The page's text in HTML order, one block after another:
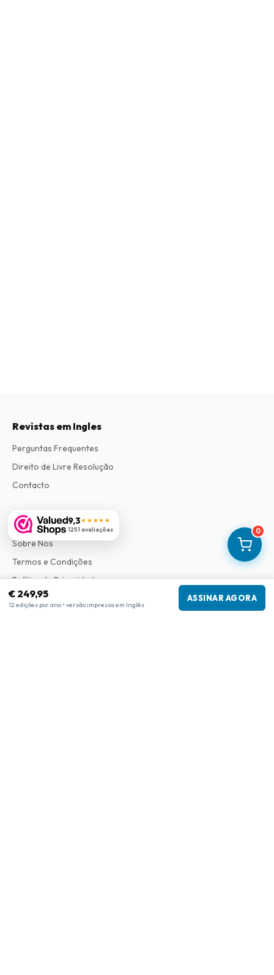
0
€ 249,95
12 edições por ano • versão impressa em Inglês
ASSINAR AGORA
9,3★★★★★
1251 avaliações
Revistas em Ingles
Perguntas Frequentes
Direito de Livre Resolução
Contacto
Informações
Sobre Nós
Termos e Condições
Política de Privacidade
Procedimento de Reclamações